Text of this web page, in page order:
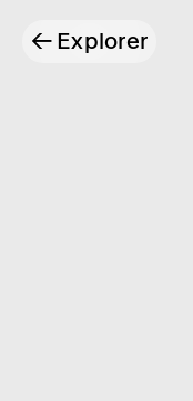
←Explorer